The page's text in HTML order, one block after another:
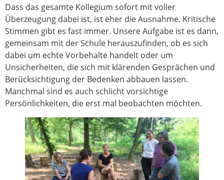
Dass das gesamte Kollegium sofort mit voller
Überzeugung dabei ist, ist eher die Ausnahme. Kritische
Stimmen gibt es fast immer. Unsere Aufgabe ist es dann,
gemeinsam mit der Schule herauszufinden, ob es sich
dabei um echte Vorbehalte handelt oder um
Unsicherheiten, die sich mit klärenden Gesprächen und
Berücksichtigung der Bedenken abbauen lassen.
Manchmal sind es auch schlicht vorsichtige
Persönlichkeiten, die erst mal beobachten möchten.